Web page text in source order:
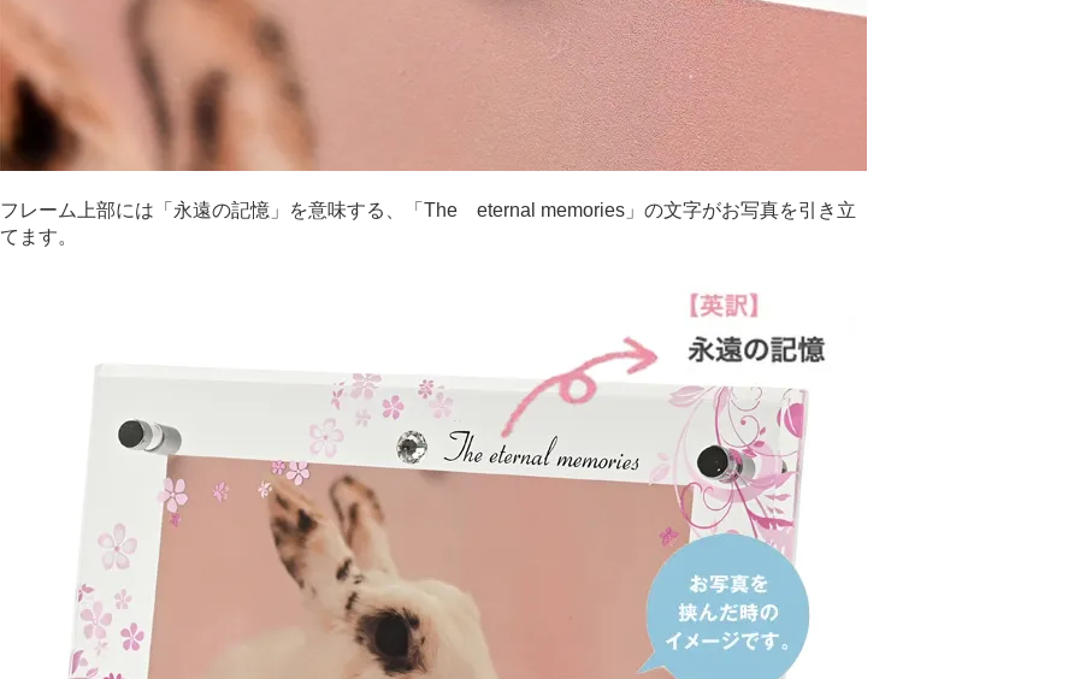
フレーム上部には「永遠の記憶」を意味する、「The eternal memories」の文字がお写真を引き立
てます。